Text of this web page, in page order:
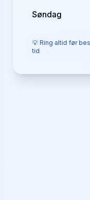
Søndag
💡 Ring altid før
tid